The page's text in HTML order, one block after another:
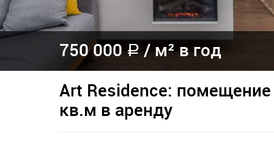
750 000a /м² в год
Art Residence:
кв.м в аренду